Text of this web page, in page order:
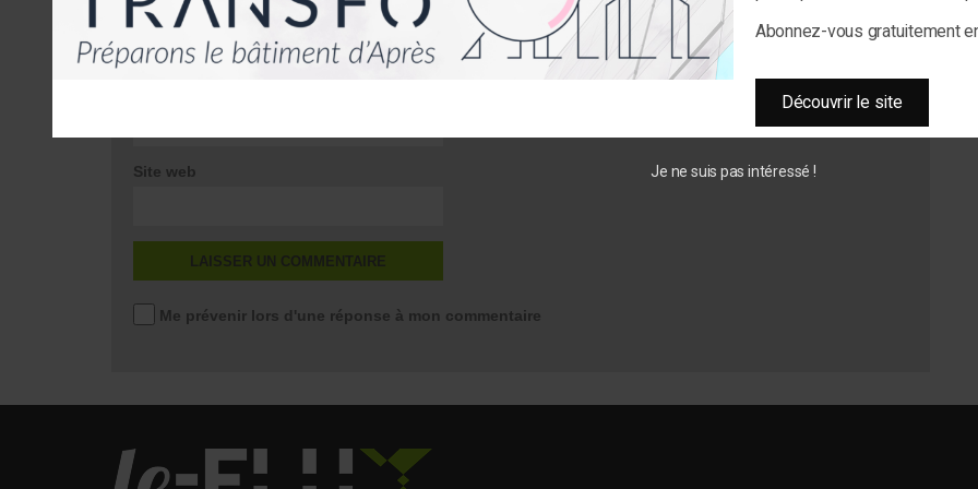
Site web
Me prévenir lors d'une réponse à mon commentaire
Abonnez-vous gratuitement
Découvrir le site
Je ne suis pas intéressé !